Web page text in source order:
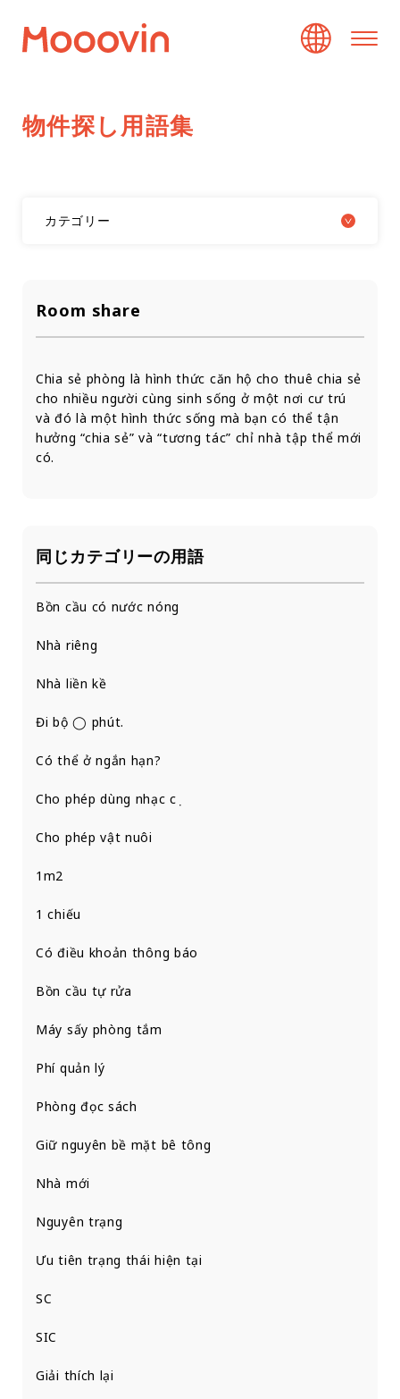
物件探し用語集
カテゴリー
Room share
Chia sẻ phòng là hình thức căn hộ cho thuê chia sẻ
cho nhiều người cùng sinh sống ở một nơi cư trú
và đó là một hình thức sống mà bạn có thể tận
hưởng “chia sẻ” và “tương tác” chỉ nhà tập thể mới
có.
同じカテゴリーの用語
Bồn cầu có nước nóng
Nhà riêng
Nhà liền kề
Đi bộ ◯ phút.
Có thể ở ngắn hạn?
Cho phép dùng nhạc cụ
Cho phép vật nuôi
1m2
1 chiếu
Có điều khoản thông báo
Bồn cầu tự rửa
Máy sấy phòng tắm
Phí quản lý
Phòng đọc sách
Giữ nguyên bề mặt bê tông
Nhà mới
Nguyên trạng
Ưu tiên trạng thái hiện tại
SC
SIC
Giải thích lại